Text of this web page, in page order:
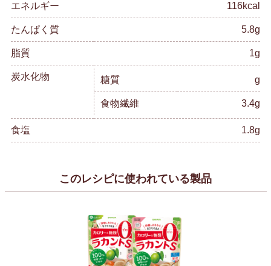
エネルギー 116kcal
たんぱく質 5.8g
脂質 1g
炭水化物 糖質 g
食物繊維 3.4g
食塩 1.8g
このレシピに使われている製品